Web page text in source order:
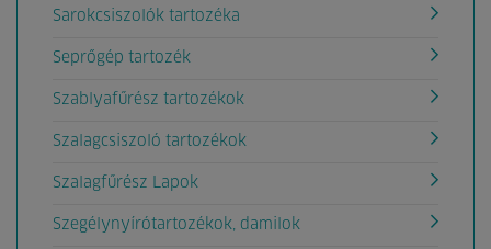
Sarokcsiszolók tartozéka
Seprőgép tartozék
Szablyafűrész tartozékok
Szalagcsiszoló tartozékok
Szalagfűrész Lapok
Szegélynyírótartozékok, damilok